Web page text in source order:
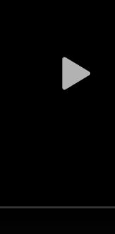
Play